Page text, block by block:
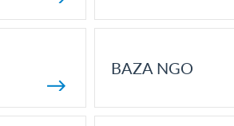
BAZA NGO